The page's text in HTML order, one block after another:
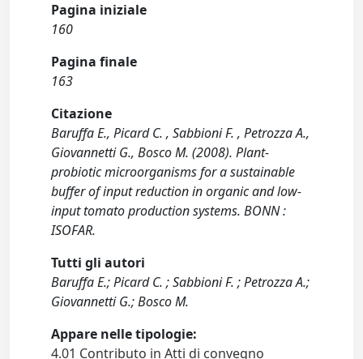
Pagina iniziale
160
Pagina finale
163
Citazione
Baruffa E., Picard C. , Sabbioni F. , Petrozza A.,
Giovannetti G., Bosco M. (2008). Plant-
probiotic microorganisms for a sustainable
buffer of input reduction in organic and low-
input tomato production systems. BONN :
ISOFAR.
Tutti gli autori
Baruffa E.; Picard C. ; Sabbioni F. ; Petrozza A.;
Giovannetti G.; Bosco M.
Appare nelle tipologie:
4.01 Contributo in Atti di convegno